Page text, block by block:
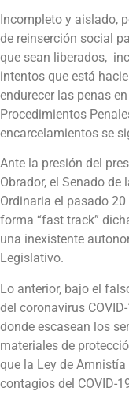
Incompleto y aislado,
de reinserción social
que sean liberados,
intentos que está
endurecer las penas
Procedimientos
encarcelamientos se
Ante la presión del
Obrador, el Senado
Ordinaria el pasado
forma “fast track”
una inexistente
Legislativo.
Lo anterior, bajo el
del coronavirus
donde escasean los
materiales de
que la Ley de
contagios del COVID-